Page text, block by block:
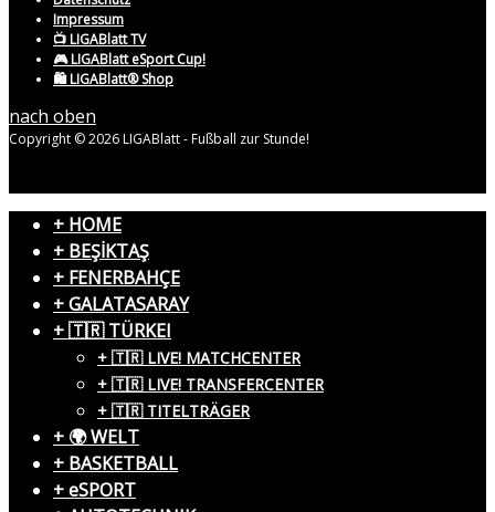
Impressum
📺 LIGABlatt TV
🎮 LIGABlatt eSport Cup!
🛍️ LIGABlatt® Shop
nach oben
Copyright © 2026 LIGABlatt - Fußball zur Stunde!
+ HOME
+ BEŞİKTAŞ
+ FENERBAHÇE
+ GALATASARAY
+ 🇹🇷 TÜRKEI
+ 🇹🇷 LIVE! MATCHCENTER
+ 🇹🇷 LIVE! TRANSFERCENTER
+ 🇹🇷 TITELTRÄGER
+ 🌍 WELT
+ BASKETBALL
+ eSPORT